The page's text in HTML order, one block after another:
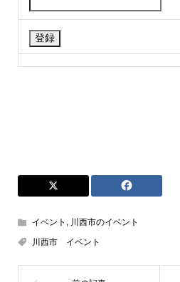
イベント , 川西市のイベント
川西市 イベント